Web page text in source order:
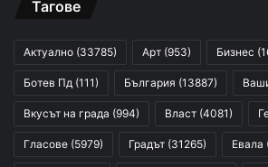
Тагове
Актуално (33785) Арт (953) Бизнес
Ботев Пд (111) България (13887)
Вкусът на града (994) Власт (4081)
Гласове (5979) Градът (31265) Евала